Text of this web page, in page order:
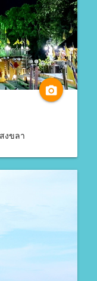
camera_alt
งขลา